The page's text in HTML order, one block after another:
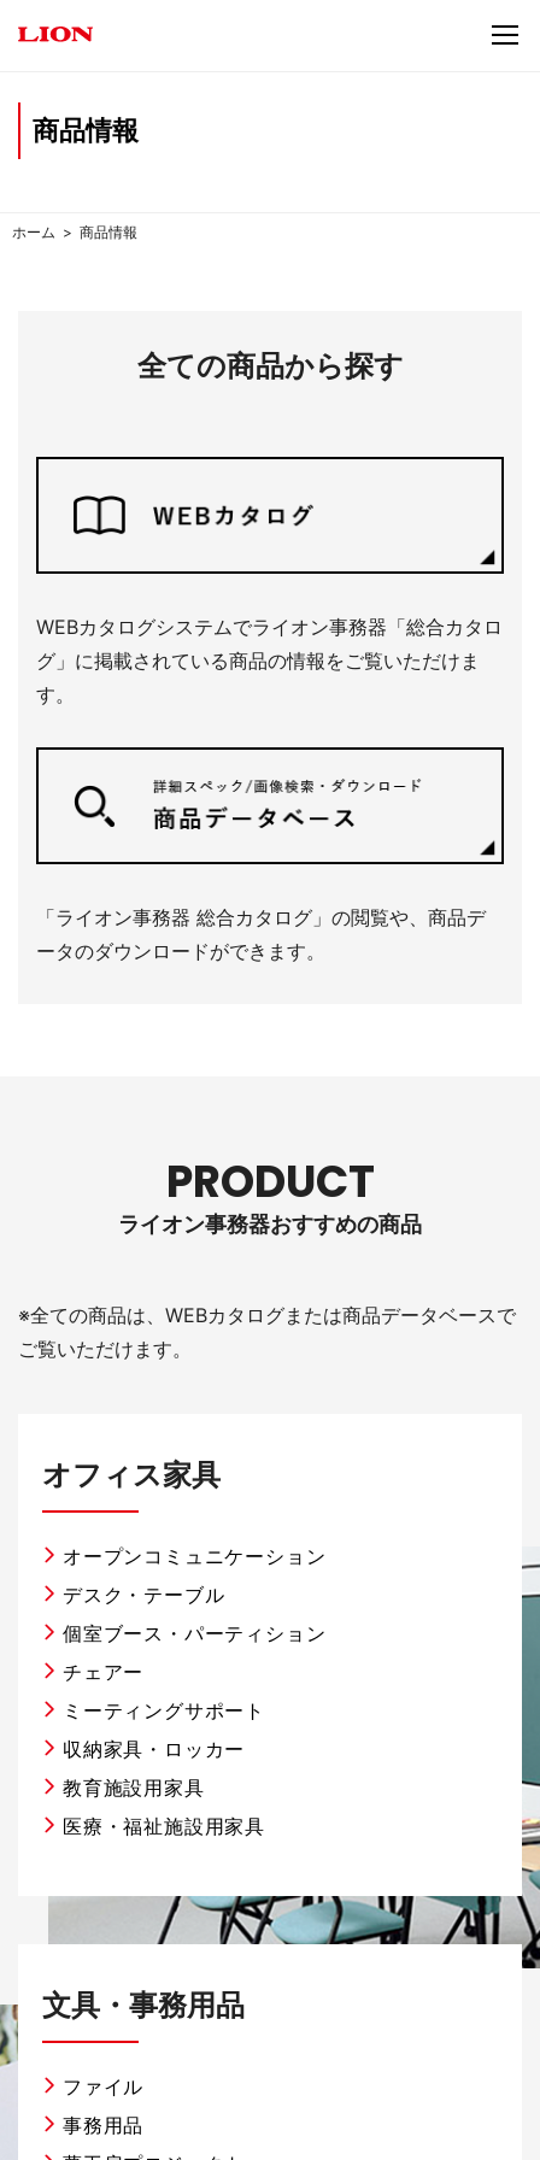
商品情報
ホーム 商品情報
全ての商品から探す
WEBカタログシステムでライオン事務器「総合カタロ
グ」に掲載されている商品の情報をご覧いただけま
す。
「ライオン事務器 総合カタログ」の閲覧や、商品デ
ータのダウンロードができます。
PRODUCT
ライオン事務器おすすめの商品
※全ての商品は、WEBカタログまたは商品データベースで
ご覧いただけます。
オフィス家具
オープンコミュニケーション
デスク・テーブル
個室ブース・パーティション
チェアー
ミーティングサポート
収納家具・ロッカー
教育施設用家具
医療・福祉施設用家具
文具・事務用品
ファイル
事務用品